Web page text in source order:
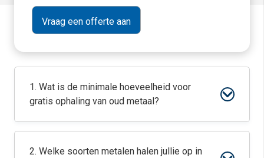
1. Wat is de minimale hoeveelheid voor
gratis ophaling van oud metaal?
2. Welke soorten metalen halen jullie op in